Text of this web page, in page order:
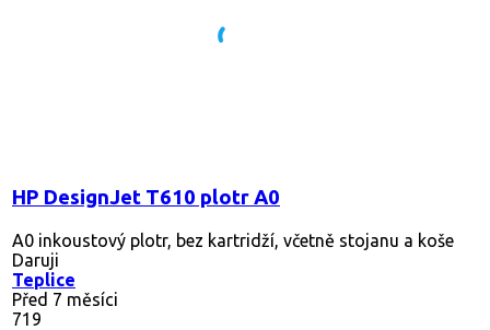
HP DesignJet T610 plotr A0
A0 inkoustový plotr, bez kartridží, včetně stojanu a koše
Daruji
Teplice
Před 7 měsíci
719